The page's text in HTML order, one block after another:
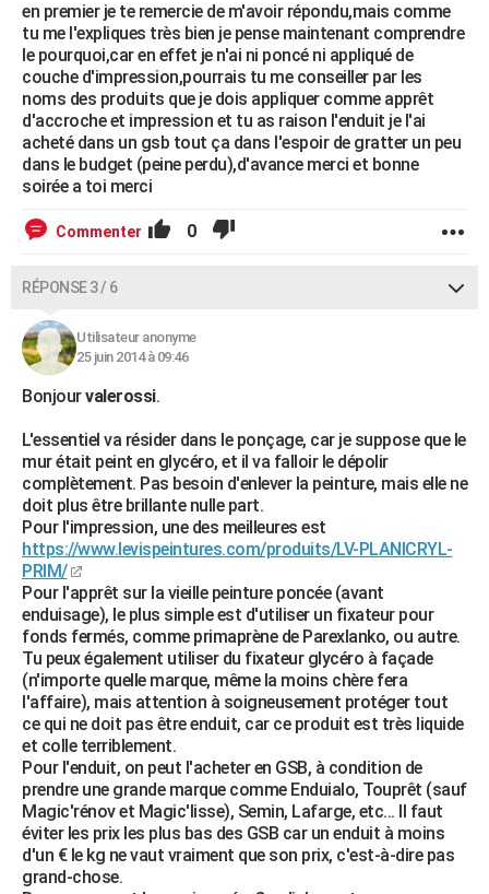
en premier je te remercie de m'avoir répondu,mais comme
tu me l'expliques très bien je pense maintenant comprendre
le pourquoi,car en effet je n'ai ni poncé ni appliqué de
couche d'impression,pourrais tu me conseiller par les
noms des produits que je dois appliquer comme apprêt
d'accroche et impression et tu as raison l'enduit je l'ai
acheté dans un gsb tout ça dans l'espoir de gratter un peu
dans le budget (peine perdu),d'avance merci et bonne
soirée a toi merci
Commenter 0
RÉPONSE 3 / 6
Utilisateur anonyme
25 juin 2014 à 09:46
Bonjourvalerossi.
L'essentiel va résider dans le ponçage, car je suppose que le
mur était peint en glycéro, et il va falloir le dépolir
complètement. Pas besoin d'enlever la peinture, mais elle ne
doit plus être brillante nulle part.
Pour l'impression, une des meilleures est
https://www.levispeintures.com/produits/LV-PLANICRYL-
PRIM/
Pour l'apprêt sur la vieille peinture poncée (avant
enduisage), le plus simple est d'utiliser un fixateur pour
fonds fermés, comme primaprène de Parexlanko, ou autre.
Tu peux également utiliser du fixateur glycéro à façade
(n'importe quelle marque, même la moins chère fera
l'affaire), mais attention à soigneusement protéger tout
ce qui ne doit pas être enduit, car ce produit est très liquide
et colle terriblement.
Pour l'enduit, on peut l'acheter en GSB, à condition de
prendre une grande marque comme Enduialo, Touprêt (sauf
Magic'rénov et Magic'lisse), Semin, Lafarge, etc... Il faut
éviter les prix les plus bas des GSB car un enduit à moins
d'un € le kg ne vaut vraiment que son prix, c'est-à-dire pas
grand-chose.